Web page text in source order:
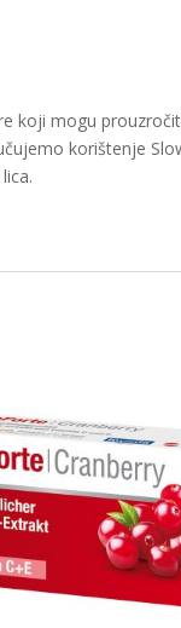
koji mogu
korištenje